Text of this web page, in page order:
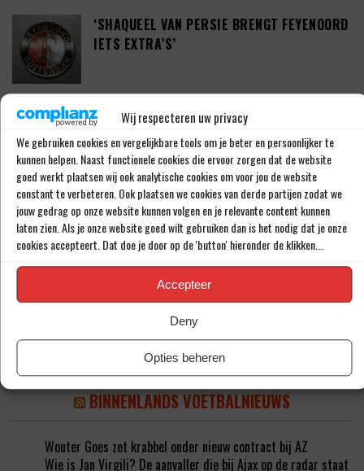
Wij respecteren uw privacy
We gebruiken cookies en vergelijkbare tools om je beter en persoonlijker te
kunnen helpen. Naast functionele cookies die ervoor zorgen dat de website
goed werkt plaatsen wij ook analytische cookies om voor jou de website
constant te verbeteren. Ook plaatsen we cookies van derde partijen zodat we
jouw gedrag op onze website kunnen volgen en je relevante content kunnen
laten zien. Als je onze website goed wilt gebruiken dan is het nodig dat je onze
cookies accepteert. Dat doe je door op de 'button' hieronder de klikken...
Accepteer
Deny
Opties beheren
‘SHAQUEEL VAN PERSIE BRENGT FEYENOORD
IETS EXTRA’S’
DEFINITIEF: IN-BEOM HWANG ZET LOOPBAAN
VOORT BIJ FC PORTO
‘CRYSENSIO SUMMERVILLE DICHT BIJ
AKKOORD MET AS ROMA’
THOMAS BEELEN NA EEN JAAR OP DE WEG
TERUG BIJ FEYENOORD
BINNENLANDS VOETBALNIEUWS
Wouter Goes zet krabbel onder nieuw contract bij AZ
Wie is Jan Virgili? De aanvaller die bij Ajax op de radar staat